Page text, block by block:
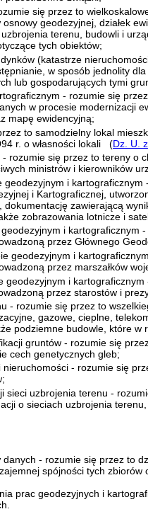
się przez to
geodezyjnej, działek
terenu, budowli i
tych obiektów;
(katastrze
w sposób jednolity
lub gospodarujących tymi
- rozumie się
w procesie modernizacji
mapę ewidencyjną;
to samodzielny lokal
r. o własności lokali
(Dz. U.
rozumie się przez to tereny o
ministrów i kierowników
geodezyjnym i
i Kartograficznej,
dokumentację zawierającą
zobrazowania lotnicze i
i kartograficznym
przez Głównego
geodezyjnym i
przez marszałków
geodezyjnym i
przez starostów i
- rozumie się przez to
gazowe, cieplne,
podziemne budowle, które
gruntów - rozumie się
cech genetycznych gleb;
- rozumie się
sieci uzbrojenia terenu -
o sieciach uzbrojenia
- rozumie się przez to
spójności tych
prac geodezyjnych i